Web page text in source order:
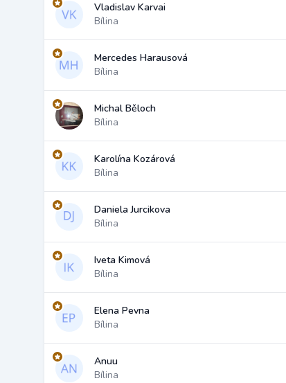
Vladislav Karvai
Bílina
Mercedes Harausová
Bílina
Michal Běloch
Bílina
Karolína Kozárová
Bílina
Daniela Jurcikova
Bílina
Iveta Kimová
Bílina
Elena Pevna
Bílina
Anuu
Bílina